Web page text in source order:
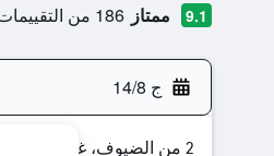
9.1 ممتاز 186 من التقييمات تم التحقق منها
ج 14/8
2 من الضيوف، غرفة واحدة